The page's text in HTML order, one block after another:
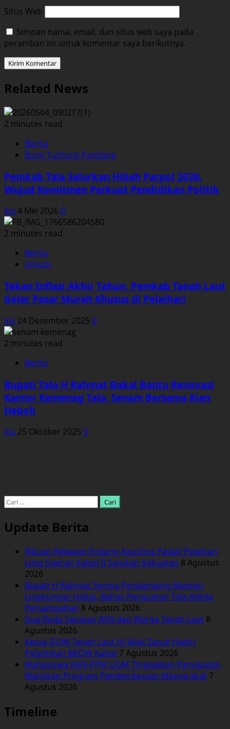
Situs Web
Simpan nama, email, dan situs web saya pada
peramban ini untuk komentar saya berikutnya.
Related News
2 minutes read
Berita
Bumi Tuntung Pandang
Pemkab Tala Salurkan Hibah Parpol 2026,
Wujud Komitmen Perkuat Pendidikan Politik
Ins 4 Mei 2026 0
2 minutes read
Berita
Umum
Tekan Inflasi Akhir Tahun, Pemkab Tanah Laut
Gelar Pasar Murah Khusus di Pelaihari
Ins 24 Desember 2025 0
2 minutes read
Berita
Bupati Tala H Rahmat Bakal Bantu Renovasi
Kantor Kemenag Tala, Senam Bersama Kian
Heboh
Ins 25 Oktober 2025 0
Cari
Update Berita
Ribuan Relawan Endang Agustina Padati Pelaihari,
Lima Daerah Kalsel II Satukan Kekuatan 8 Agustus
2026
Bupati H Rahmat Terima Pendamping Menteri
Lingkungan Hidup, Bahas Penguatan Tata Kelola
Persampahan 8 Agustus 2026
Dua Roda Satukan ASN dan Warga Tanah Laut 8
Agustus 2026
Ketua GOW Tanah Laut Hj Wiwi Zazuli Hadiri
Pelantikan BKOW Kalsel 7 Agustus 2026
Mahasiswa KKN-PPM UGM Tinggalkan Panyipatan,
Wariskan Program Pemberdayaan Masyarakat 7
Agustus 2026
Timeline